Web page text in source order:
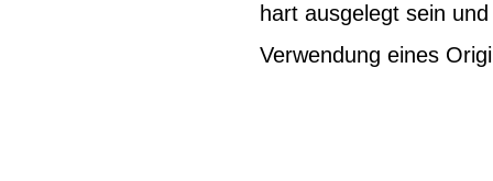
hart ausgelegt sein
Verwendung eines